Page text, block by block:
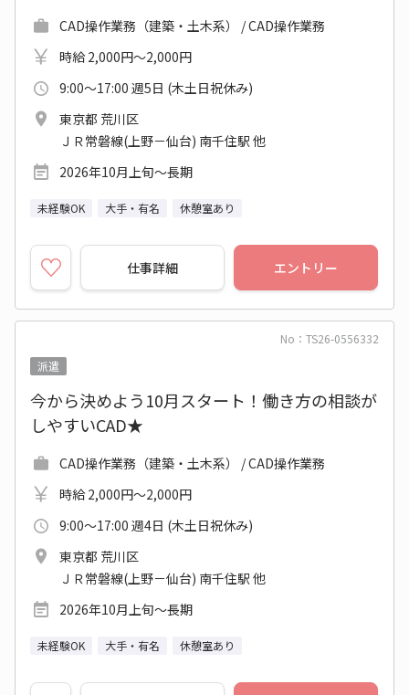
CAD操作業務（建築・土木系） / CAD操作業務
時給 2,000円～2,000円
9:00～17:00 週5日 (木土日祝休み)
東京都 荒川区
ＪＲ常磐線(上野－仙台) 南千住駅 他
2026年10月上旬～長期
未経験OK 大手・有名 休憩室あり
仕事詳細 エントリー
No：TS26-0556332
派遣
今から決めよう10月スタート！働き方の相談が
しやすいCAD★
CAD操作業務（建築・土木系） / CAD操作業務
時給 2,000円～2,000円
9:00～17:00 週4日 (木土日祝休み)
東京都 荒川区
ＪＲ常磐線(上野－仙台) 南千住駅 他
2026年10月上旬～長期
未経験OK 大手・有名 休憩室あり